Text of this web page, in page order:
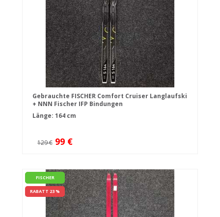
Gebrauchte FISCHER Comfort Cruiser Langlaufski
+ NNN Fischer IFP Bindungen
Länge: 164 cm
129 € 99 €
FISCHER
RABATT 23 %